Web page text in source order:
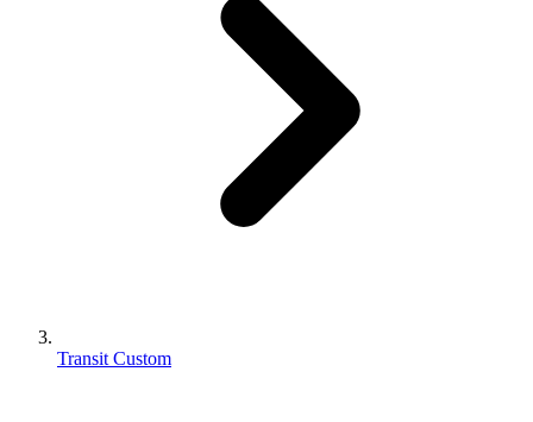
Transit Custom